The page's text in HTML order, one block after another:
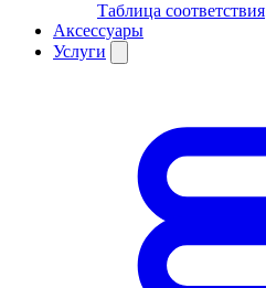
Таблица соответствия
Аксессуары
Услуги